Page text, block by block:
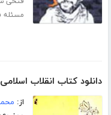
مسئله
دانلود کتاب انقلاب
از: